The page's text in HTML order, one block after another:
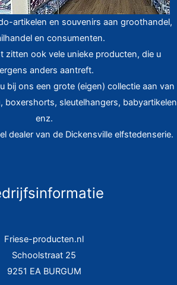
artikelen en souvenirs aan groothandel,
en consumenten.
zitten ook vele unieke producten, die u
anders aantreft.
bij ons een grote (eigen) collectie aan van
boxershorts, sleutelhangers, babyartikelen
enz.
dealer van de Dickensville elfstedenserie.
Friese-producten.nl
Schoolstraat 25
9251 EA BURGUM